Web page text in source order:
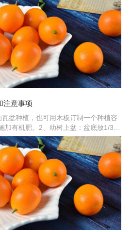
叶。4、合理施肥：及时施加氮磷钾复
水：根据金桔的生长需求，可以适当
注意事项
盆种植，也可用木板订制一个种植容
加有机肥。2、幼树上盆：盆底放1/3土
轻提植株，按实土浇透水。3、适当见
要充足的接受光照，夏季要遮阳。4、
，盆土干旱后及时给水。